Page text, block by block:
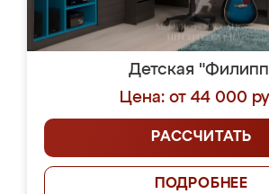
Детская
Цена: от 44 000
РАССЧИТАТЬ
ПОДРОБНЕЕ